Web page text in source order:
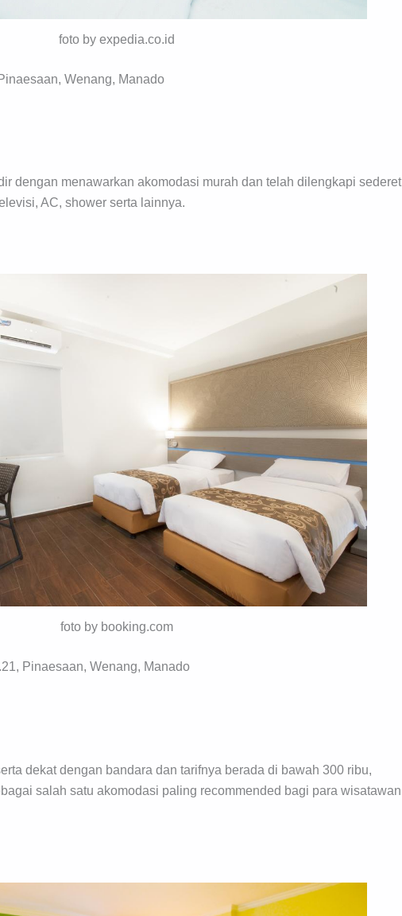
foto by expedia.co.id
Wenang, Manado
dengan menawarkan akomodasi murah dan telah dilengkapi sederet
AC, shower serta lainnya.
foto by booking.com
Pinaesaan, Wenang, Manado
dekat dengan bandara dan tarifnya berada di bawah 300 ribu,
salah satu akomodasi paling recommended bagi para wisatawan